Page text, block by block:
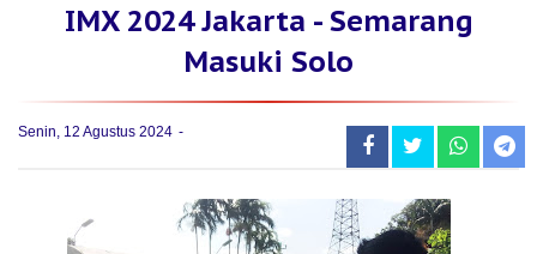
IMX 2024 Jakarta - Semarang
Masuki Solo
Senin, 12 Agustus 2024